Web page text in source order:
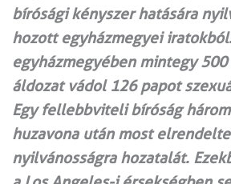
bírósági kényszer hatására
hozott egyházmegyei
egyházmegyében mintegy
áldozat vádol 126 papot
Egy fellebbviteli bíróság
huzavona után most
nyilvánosságra hozatalát.